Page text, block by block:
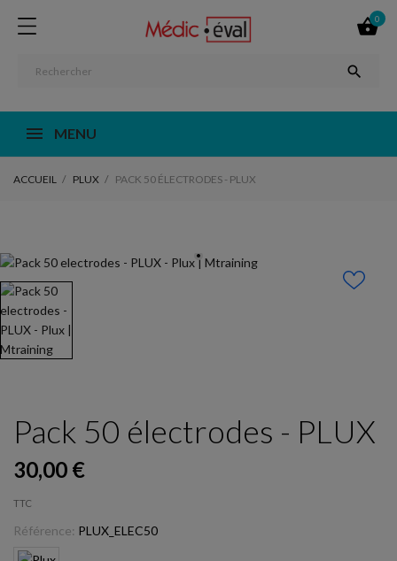

0

MENU
ACCUEIL PLUX PACK 50 ÉLECTRODES - PLUX
Pack 50 électrodes - PLUX
30,00 €
TTC
Référence: PLUX_ELEC50